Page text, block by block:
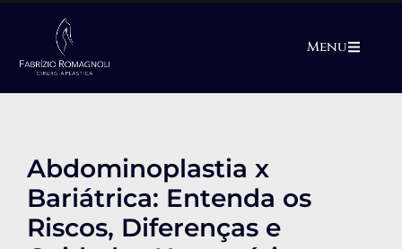
Menu
Abdominoplastia x
Bariátrica: Entenda os
Riscos, Diferenças e